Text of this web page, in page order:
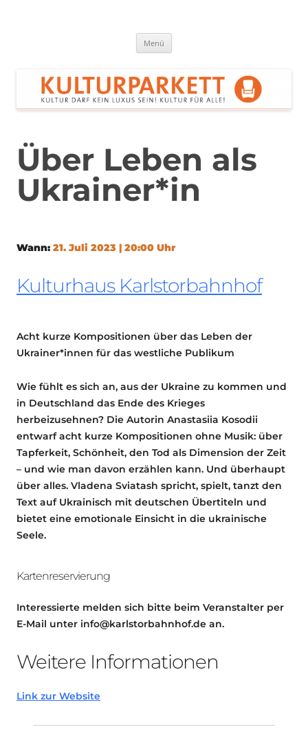
Menü
Über Leben als
Ukrainer*in
Wann: 21. Juli 2023 | 20:00 Uhr
Kulturhaus Karlstorbahnhof
Acht kurze Kompositionen über das Leben der
Ukrainer*innen für das westliche Publikum
Wie fühlt es sich an, aus der Ukraine zu kommen und
in Deutschland das Ende des Krieges
herbeizusehnen? Die Autorin Anastasiia Kosodii
entwarf acht kurze Kompositionen ohne Musik: über
Tapferkeit, Schönheit, den Tod als Dimension der Zeit
– und wie man davon erzählen kann. Und überhaupt
über alles. Vladena Sviatash spricht, spielt, tanzt den
Text auf Ukrainisch mit deutschen Übertiteln und
bietet eine emotionale Einsicht in die ukrainische
Seele.
Kartenreservierung
Interessierte melden sich bitte beim Veranstalter per
E-Mail unter info@karlstorbahnhof.de an.
Weitere Informationen
Link zur Website